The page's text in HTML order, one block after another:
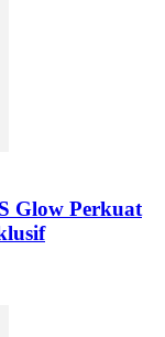
Glow Perkuat